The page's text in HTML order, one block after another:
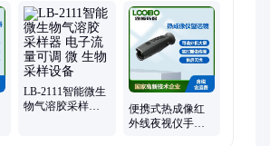
超声波明渠流量计、恒温恒湿称重系统、个人
测仪、离心机、蓝牙、光泽度仪、负氧离子
快速检测、声校准器、声级计、分析仪、单
执法包、采样设备、油烟检测、气体、水质
LB-2111智能微生
物气溶胶采样器
便携式热成像红
外线夜视仪手持